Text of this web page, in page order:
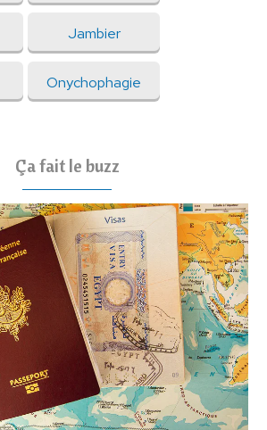
Jambier
Onychophagie
Ça fait le buzz